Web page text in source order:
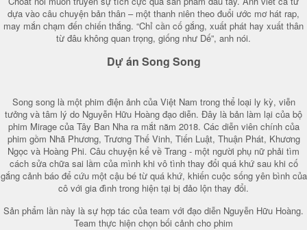
dựa vào câu chuyện bản thân – một thanh niên theo đuổi ước mơ hát rap,
may mắn chạm đến chiến thắng. “Chỉ cần cố gắng, xuất phát hay xuất thân
từ đâu không quan trọng, giống như Dế”, anh nói.
Dự án Song Song
Song song là một phim điện ảnh của Việt Nam trong thể loại ly kỳ, viễn
tưởng và tâm lý do Nguyễn Hữu Hoàng đạo diễn. Đây là bản làm lại của bộ
phim Mirage của Tây Ban Nha ra mắt năm 2018. Các diễn viên chính của
phim gồm Nhã Phương, Trương Thế Vinh, Tiến Luật, Thuận Phát, Khương
Ngọc và Hoàng Phi. Câu chuyện kể về Trang - một người phụ nữ phải tìm
cách sửa chữa sai lầm của mình khi vô tình thay đổi quá khứ sau khi cố
gắng cảnh báo để cứu một cậu bé từ quá khứ, khiến cuộc sống yên bình của
cô với gia đình trong hiện tại bị đảo lộn thay đổi.
Sản phẩm lần này là sự hợp tác của team với đạo diễn Nguyễn Hữu Hoàng.
Team thực hiện chọn bối cảnh cho phim